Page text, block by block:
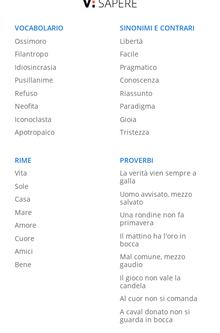
VOCABOLARIO
Ossimoro
Filantropo
Idiosincrasia
Pusillanime
Refuso
Neofita
Iconoclasta
Apotropaico
SINONIMI E CONTRARI
Libertà
Facile
Pragmatico
Conoscenza
Riassunto
Paradigma
Gioia
Tristezza
RIME
Vita
Sole
Casa
Mare
Amore
Cuore
Amici
Bene
PROVERBI
La verità vien sempre a
galla
Uomo avvisato, mezzo
salvato
Una rondine non fa
primavera
Il mattino ha l'oro in
bocca
Mal comune, mezzo
gaudio
Il gioco non vale la
candela
Al cuor non si comanda
A caval donato non si
guarda in bocca